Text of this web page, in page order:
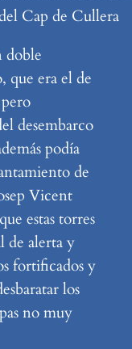
Cap de Cullera
doble
que era el de
desembarco
podía
de
Vicent
estas torres
de alerta y
fortificados y
los
no muy